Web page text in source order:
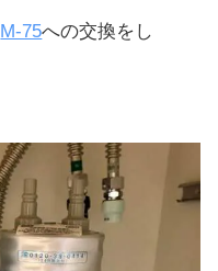
M-75への交換をし